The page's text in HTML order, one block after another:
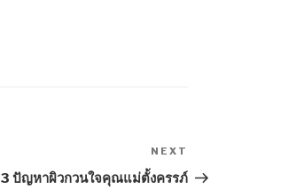
Post
NEXT
3 ปัญหาผิวกวนใจคุณแม่ตั้งครรภ์